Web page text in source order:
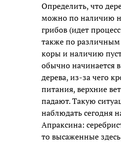
Определить, что
можно по наличию
грибов (идет
также по
коры и наличию
обычно начинается
дерева, из-за чего
питания, верхние
падают. Такую
наблюдать сегодня
Апраксина:
то высаженные